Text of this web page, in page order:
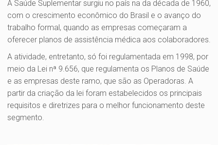
A Saúde Suplementar surgiu no país na da década de 1960,
com o crescimento econômico do Brasil e o avanço do
trabalho formal, quando as empresas começaram a
oferecer planos de assistência médica aos colaboradores.
A atividade, entretanto, só foi regulamentada em 1998, por
meio da Lei nª 9.656, que regulamenta os Planos de Saúde
e as empresas deste ramo, que são as Operadoras. A
partir da criação da lei foram estabelecidos os principais
requisitos e diretrizes para o melhor funcionamento deste
segmento.